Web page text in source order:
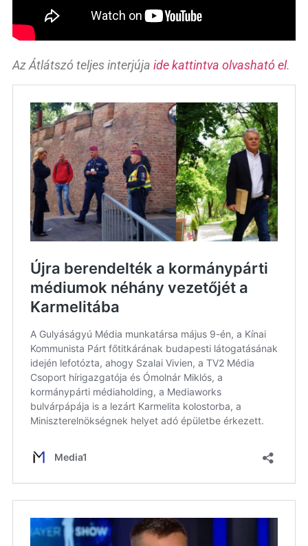
Az Átlátszó teljes interjúja ide kattintva olvasható el.